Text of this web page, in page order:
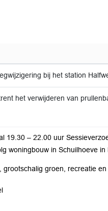
bij het station
het verwijderen van
19.30 – 22.00 uur
woningbouw in Schuilhoeve
grootschalig groen, recreatie